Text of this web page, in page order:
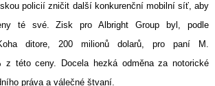
policií zničit další konkurenční mobilní síť, aby
té své. Zisk pro Albright Group byl, podle
ditore, 200 milionů dolarů, pro paní M.
z této ceny. Docela hezká odměna za notorické
práva a válečné štvaní.